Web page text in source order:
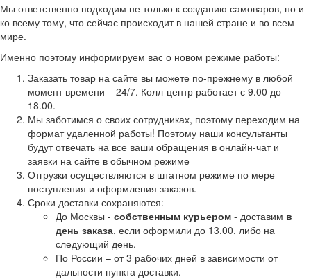
Мы ответственно подходим не только к созданию самоваров, но и
ко всему тому, что сейчас происходит в нашей стране и во всем
мире.
Именно поэтому информируем вас о новом режиме работы:
Заказать товар на сайте вы можете по-прежнему в любой
момент времени – 24/7. Колл-центр работает с 9.00 до
18.00.
Мы заботимся о своих сотрудниках, поэтому переходим на
формат удаленной работы! Поэтому наши консультанты
будут отвечать на все ваши обращения в онлайн-чат и
заявки на сайте в обычном режиме
Отгрузки осуществляются в штатном режиме по мере
поступления и оформления заказов.
Сроки доставки сохраняются:
До Москвы - собственным курьером - доставим в
день заказа, если оформили до 13.00, либо на
следующий день.
По России – от 3 рабочих дней в зависимости от
дальности пункта доставки.